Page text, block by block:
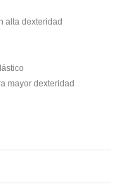
alta dexteridad
mayor dexteridad